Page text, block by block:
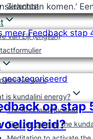
Zielentest
van Eijl (english)
Network
is kundalini energy?
The Kundalini System
Tips for calming the
komen.’
meerFeedback stap
gecategoriseerd
op stap